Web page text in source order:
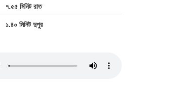
৭.৫৫ মিনিট রাত
১.৪০ মিনিট দুপুর